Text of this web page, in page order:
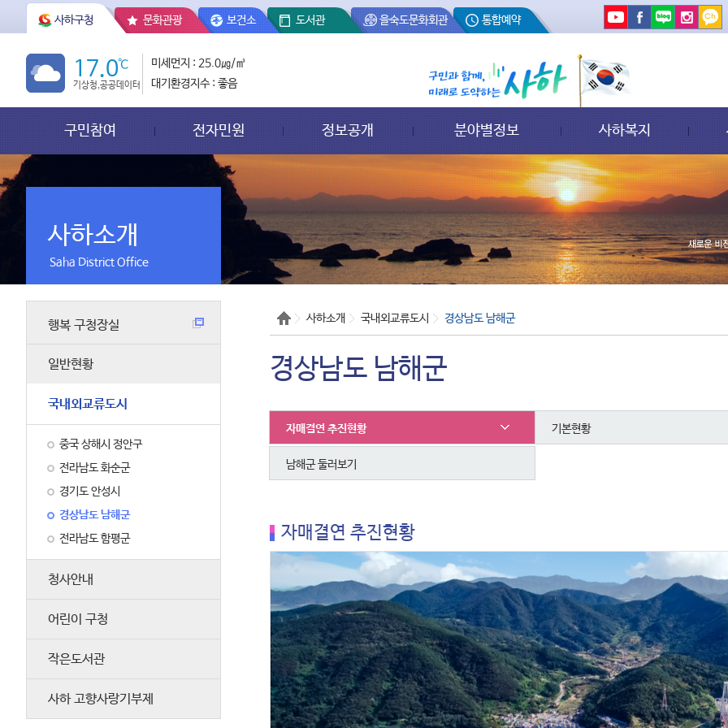
사하구청 문화관광 보건소 도서관 을숙도문화회관 통합예약
17.0℃
기상청,공공데이터
미세먼지 : 25.0㎍/㎥
대기환경지수 : 좋음
구민참여 전자민원 정보공개 분야별정보 사하복지
사하소개
Saha District Office
행복 구청장실
일반현황
국내외교류도시
중국 상해시 정안구
전라남도 화순군
경기도 안성시
경상남도 남해군
전라남도 함평군
청사안내
어린이 구청
작은도서관
사하 고향사랑기부제
사하소개 국내외교류도시 경상남도 남해군
경상남도 남해군
자매결연 추진현황 기본현황
남해군 둘러보기
자매결연 추진현황